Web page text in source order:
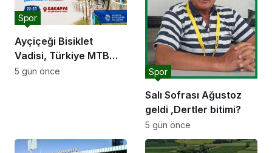
Ayçiçeği Bisiklet
Vadisi, Türkiye MTB
Şampiyonası’na ev
Spor
5 gün önce
Salı Sofrası Ağustoz
geldi ,Dertler bitimi?
Spor
5 gün önce